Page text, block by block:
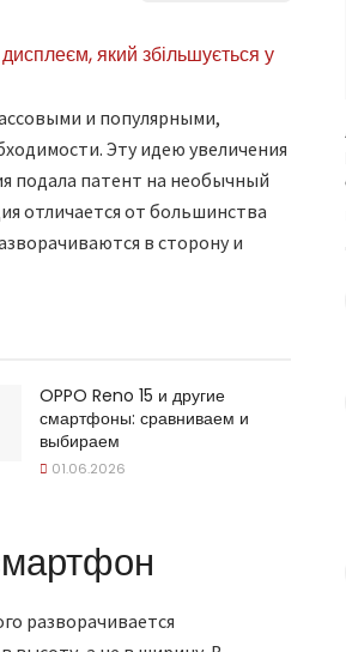
и популярными,
Эту идею увеличения
подала патент на необычный
отличается от большинства
в сторону и
OPPO Reno 15 и другие
смартфоны: сравниваем и
выбираем
01.06.2026
разворачивается